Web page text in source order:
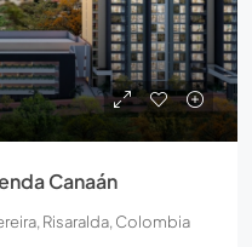
Canaán
Risaralda, Colombia